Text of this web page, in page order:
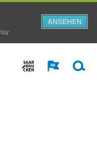
ANSEHEN